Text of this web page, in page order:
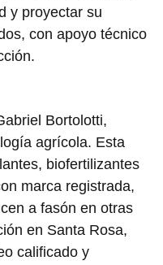
y proyectar su
con apoyo técnico
Bortolotti,
agrícola. Esta
biofertilizantes
marca registrada,
a fasón en otras
en Santa Rosa,
calificado y